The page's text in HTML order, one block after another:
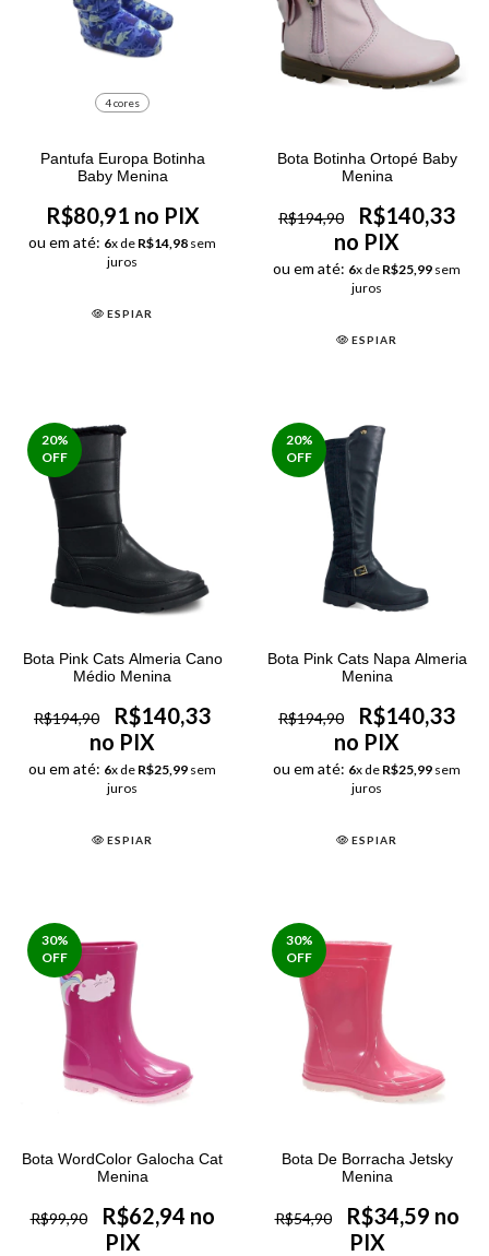
4 cores
Pantufa Europa Botinha
Baby Menina
R$80,91 no PIX
ou em até: 6x de R$14,98 sem
juros
ESPIAR
Bota Botinha Ortopé Baby
Menina
R$194,90
R$140,33
no PIX
ou em até: 6x de R$25,99 sem
juros
ESPIAR
20%
OFF
Bota Pink Cats Almeria Cano
Médio Menina
R$194,90
R$140,33
no PIX
ou em até: 6x de R$25,99 sem
juros
ESPIAR
20%
OFF
Bota Pink Cats Napa Almeria
Menina
R$194,90
R$140,33
no PIX
ou em até: 6x de R$25,99 sem
juros
ESPIAR
30%
OFF
Bota WordColor Galocha Cat
Menina
R$99,90
R$62,94 no
PIX
30%
OFF
Bota De Borracha Jetsky
Menina
R$54,90
R$34,59 no
PIX